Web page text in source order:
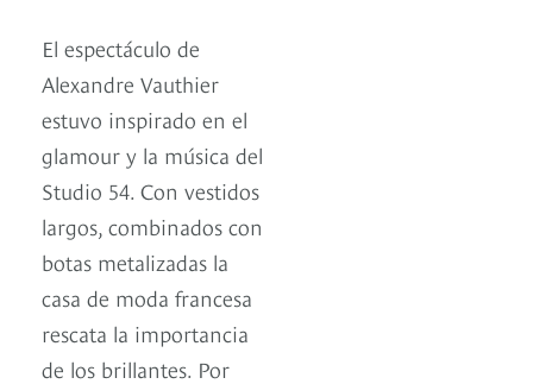
El espectáculo de
Alexandre Vauthier
estuvo inspirado en el
glamour y la música del
Studio 54. Con vestidos
largos, combinados con
botas metalizadas la
casa de moda francesa
rescata la importancia
de los brillantes. Por